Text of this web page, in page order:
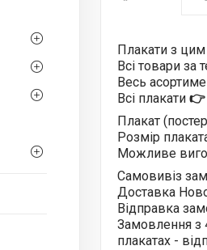
Плакати з
Всі товари за
Весь
Всі плакати
Плакат
Розмір
Можливе
Самовивіз
Доставка
Відправка
Замовлення з
плакатах -